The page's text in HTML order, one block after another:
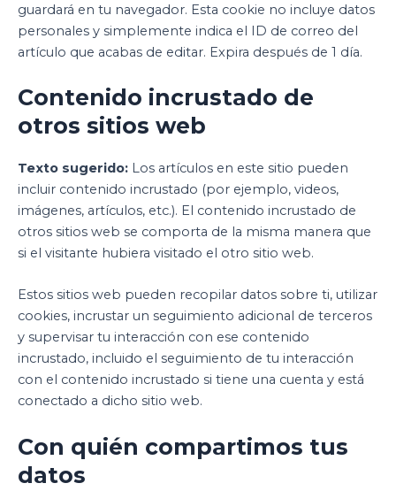
guardará en tu navegador. Esta cookie no incluye datos
personales y simplemente indica el ID de correo del
artículo que acabas de editar. Expira después de 1 día.
Contenido incrustado de
otros sitios web
Texto sugerido: Los artículos en este sitio pueden
incluir contenido incrustado (por ejemplo, videos,
imágenes, artículos, etc.). El contenido incrustado de
otros sitios web se comporta de la misma manera que
si el visitante hubiera visitado el otro sitio web.
Estos sitios web pueden recopilar datos sobre ti, utilizar
cookies, incrustar un seguimiento adicional de terceros
y supervisar tu interacción con ese contenido
incrustado, incluido el seguimiento de tu interacción
con el contenido incrustado si tiene una cuenta y está
conectado a dicho sitio web.
Con quién compartimos tus
datos